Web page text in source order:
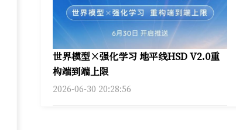
世界模型×强化学习 地平线HSD V2.0重
构端到端上限
2026-06-30 20:28:56